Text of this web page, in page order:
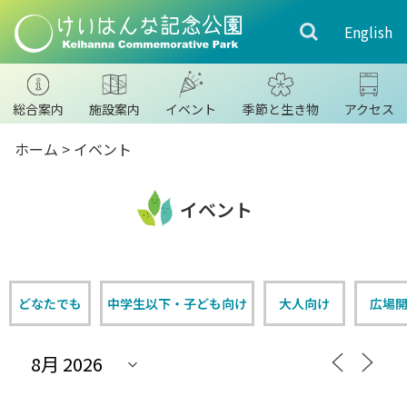
English
総合案内 施設案内 イベント 季節と生き物 アクセス
ホーム > イベント
イベント
どなたでも 中学生以下・子ども向け 大人向け 広場